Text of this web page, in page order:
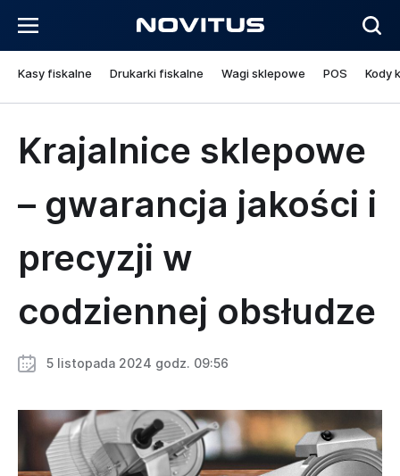
Kasy fiskalne Drukarki fiskalne Wagi sklepowe POS Kody
Krajalnice sklepowe
– gwarancja jakości i
precyzji w
codziennej obsłudze
5 listopada 2024 godz. 09:56